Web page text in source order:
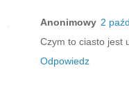
Anonimowy 2
Czym to ciasto jest
Odpowiedz